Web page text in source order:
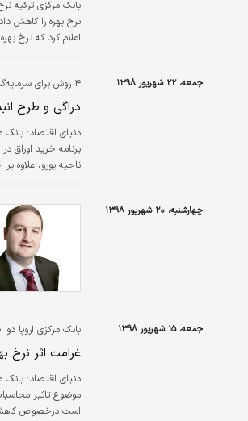
نرخ بهره را کاهش
اعلام کرد که نرخ بهره در این کشور با ۲۵/
جمعه، ۲۲ شهریور ۱۳۹۸ ۴ روش برای سرمایه‌گذاران طلا در جهت امنیت سرمایه‌ها
دراگی و طرح
دنیای اقتصاد: بانک
ناحیه یورو، علاوه
چهارشنبه، ۲۰ شهریور ۱۳۹۸
جمعه، ۱۵ شهریور ۱۳۹۸ بانک مرکزی اروپا دو
غرامت اثر نرخ‌
دنیای اقتصاد: بانک
موضوع تاثیر
است درخصوص کاهش